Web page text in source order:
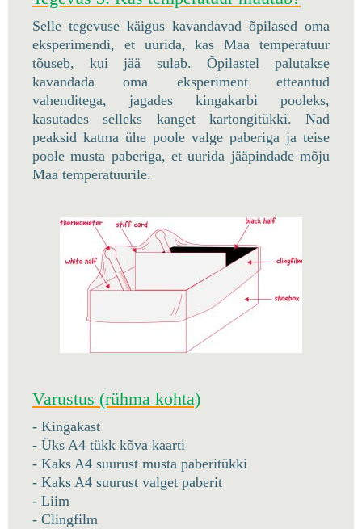
Selle tegevuse käigus kavandavad õpilased oma
eksperimendi, et uurida, kas Maa temperatuur
tõuseb, kui jää sulab. Õpilastel palutakse
kavandada oma eksperiment etteantud
vahenditega, jagades kingakarbi pooleks,
kasutades selleks kanget kartongitükki. Nad
peaksid katma ühe poole valge paberiga ja teise
poole musta paberiga, et uurida jääpindade mõju
Maa temperatuurile.
Varustus (rühma kohta)
- Kingakast
- Üks A4 tükk kõva kaarti
- Kaks A4 suurust musta paberitükki
- Kaks A4 suurust valget paberit
- Liim
- Clingfilm